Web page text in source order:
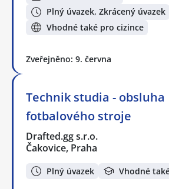
Plný úvazek, Zkrácený úvazek
Vhodné také pro cizince
Zveřejněno: 9. června
Technik studia - obsluha
fotbalového stroje
Drafted.gg s.r.o.
Čakovice, Praha
Plný úvazek Vhodné